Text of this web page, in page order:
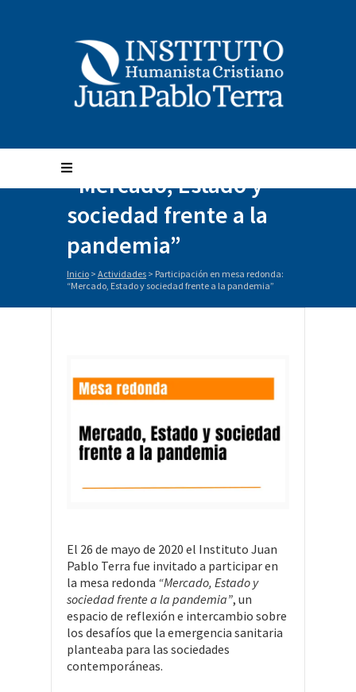
mesa redonda:
“Mercado, Estado y
sociedad frente a la
pandemia”
Inicio > Actividades > Participación en mesa redonda:
“Mercado, Estado y sociedad frente a la pandemia”
El 26 de mayo de 2020 el Instituto Juan
Pablo Terra fue invitado a participar en
la mesa redonda “Mercado, Estado y
sociedad frente a la pandemia”, un
espacio de reflexión e intercambio sobre
los desafíos que la emergencia sanitaria
planteaba para las sociedades
contemporáneas.